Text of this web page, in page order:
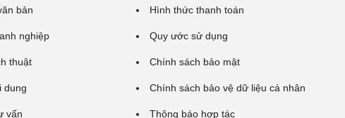
bản
nghiệp
thuật
dung
vấn
Hình thức thanh toán
Quy ước sử dụng
Chính sách bảo mật
Chính sách bảo vệ dữ liệu cá nhân
Thông báo hợp tác